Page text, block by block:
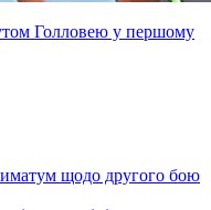
Голловею у першому
щодо другого бою